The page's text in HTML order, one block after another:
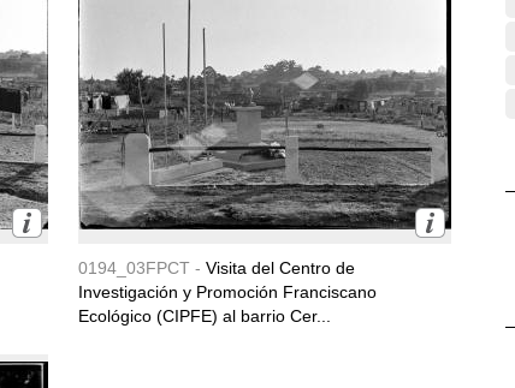
0194_03FPCT - Visita del Centro de
Investigación y Promoción Franciscano
Ecológico (CIPFE) al barrio Cer...